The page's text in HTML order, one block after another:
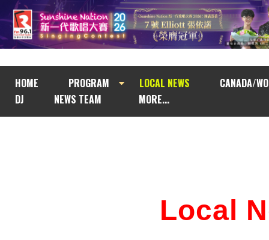
HOME PROGRAM LOCAL NEWS
CANADA/
DJ
NEWS TEAM MORE...
Local